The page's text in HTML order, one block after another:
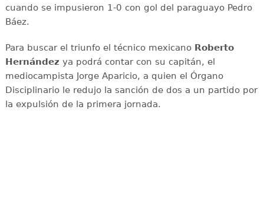
cuando se impusieron 1-0 con gol del paraguayo Pedro
Báez.
Para buscar el triunfo el técnico mexicano Roberto
Hernández ya podrá contar con su capitán, el
mediocampista Jorge Aparicio, a quien el Órgano
Disciplinario le redujo la sanción de dos a un partido por
la expulsión de la primera jornada.